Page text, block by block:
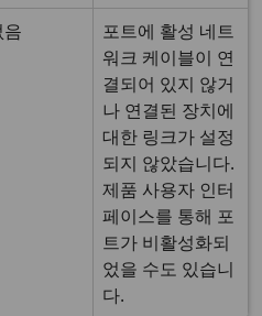
포트에 활성 네트
워크 케이블이 연
결되어 있지 않거
나 연결된 장치에
대한 링크가 설정
되지 않았습니다.
제품 사용자 인터
페이스를 통해 포
트가 비활성화되
었을 수도 있습니
다.